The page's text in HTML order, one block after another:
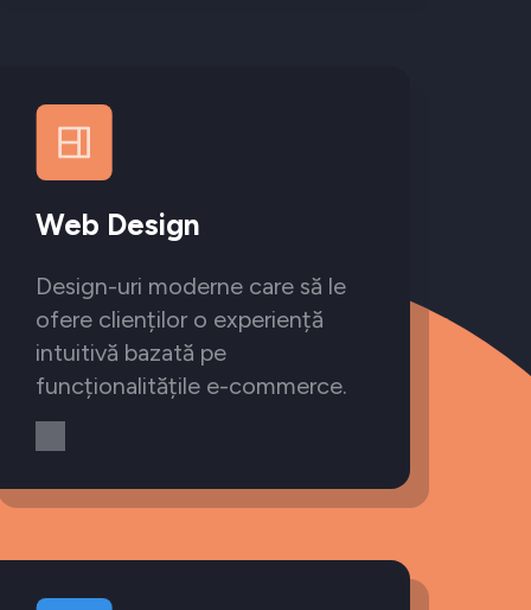
Web Design
Design-uri moderne care să le
ofere clienților o experiență
intuitivă bazată pe
funcționalitățile e-commerce.